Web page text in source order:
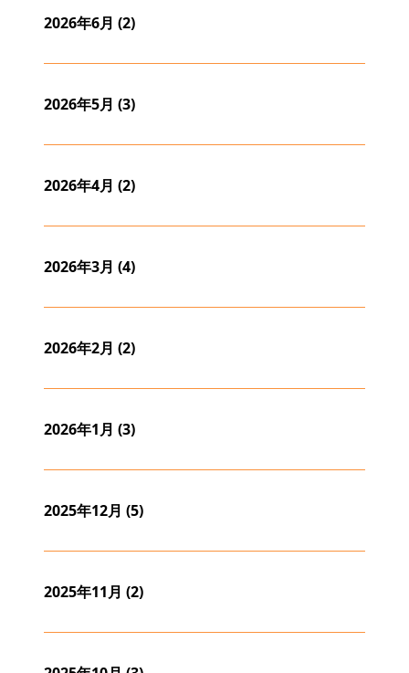
2026年6月 (2)
2026年5月 (3)
2026年4月 (2)
2026年3月 (4)
2026年2月 (2)
2026年1月 (3)
2025年12月 (5)
2025年11月 (2)